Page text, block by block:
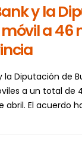
y la
a 46
la Diputación de
a un total de
abril. El acuerdo